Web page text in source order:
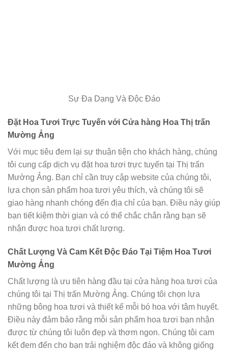
Sự Đa Dạng Và Độc Đáo
Đặt Hoa Tươi Trực Tuyến với Cửa hàng Hoa Thị trấn
Mường Ảng
Với mục tiêu đem lại sự thuận tiện cho khách hàng, chúng
tôi cung cấp dịch vụ đặt hoa tươi trực tuyến tại Thị trấn
Mường Ảng. Bạn chỉ cần truy cập website của chúng tôi,
lựa chọn sản phẩm hoa tươi yêu thích, và chúng tôi sẽ
giao hàng nhanh chóng đến địa chỉ của bạn. Điều này giúp
bạn tiết kiệm thời gian và có thể chắc chắn rằng bạn sẽ
nhận được hoa tươi chất lượng.
Chất Lượng Và Cam Kết Độc Đáo Tại Tiệm Hoa Tươi
Mường Ảng
Chất lượng là ưu tiên hàng đầu tại cửa hàng hoa tươi của
chúng tôi tại Thị trấn Mường Ảng. Chúng tôi chọn lựa
những bông hoa tươi và thiết kế mỗi bó hoa với tâm huyết.
Điều này đảm bảo rằng mỗi sản phẩm hoa tươi bạn nhận
được từ chúng tôi luôn đẹp và thơm ngon. Chúng tôi cam
kết đem đến cho bạn trải nghiệm độc đáo và không giống